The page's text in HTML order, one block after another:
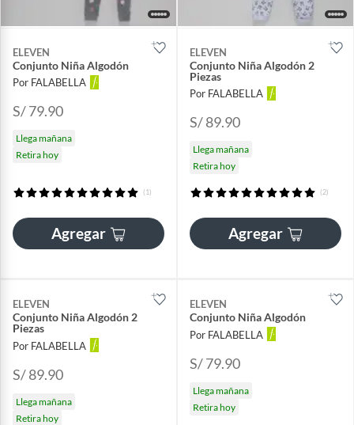
ELEVEN
Conjunto Niña Algodón
Por FALABELLA
S/ 79.90
Llega mañana
Retira hoy
(1)
Agregar
ELEVEN
Conjunto Niña Algodón 2
Piezas
Por FALABELLA
S/ 89.90
Llega mañana
Retira hoy
(2)
Agregar
ELEVEN
Conjunto Niña Algodón 2
Piezas
Por FALABELLA
S/ 89.90
Llega mañana
Retira hoy
ELEVEN
Conjunto Niña Algodón
Por FALABELLA
S/ 79.90
Llega mañana
Retira hoy